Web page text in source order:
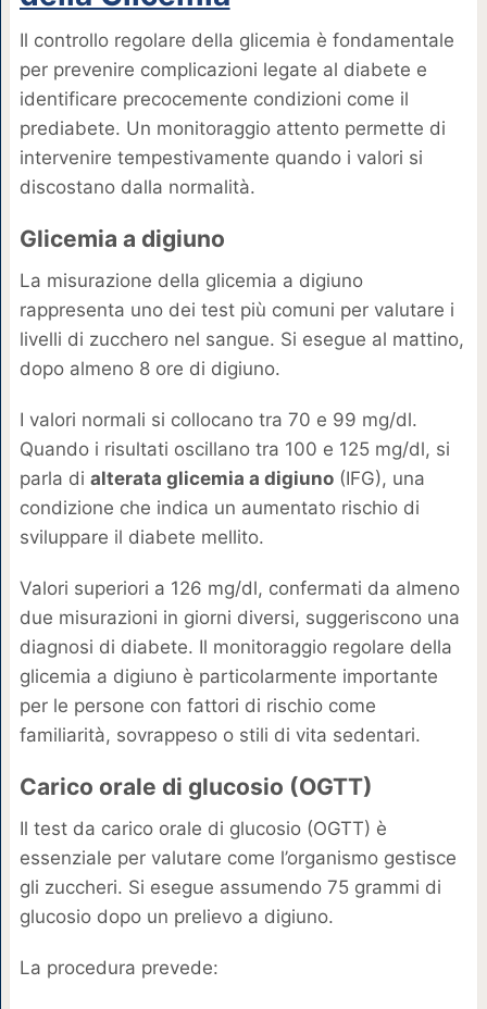
Il controllo regolare della glicemia è fondamentale
per prevenire complicazioni legate al diabete e
identificare precocemente condizioni come il
prediabete. Un monitoraggio attento permette di
intervenire tempestivamente quando i valori si
discostano dalla normalità.
Glicemia a digiuno
La misurazione della glicemia a digiuno
rappresenta uno dei test più comuni per valutare i
livelli di zucchero nel sangue. Si esegue al mattino,
dopo almeno 8 ore di digiuno.
I valori normali si collocano tra 70 e 99 mg/dl.
Quando i risultati oscillano tra 100 e 125 mg/dl, si
parla di alterata glicemia a digiuno(IFG), una
condizione che indica un aumentato rischio di
sviluppare il diabete mellito.
Valori superiori a 126 mg/dl, confermati da almeno
due misurazioni in giorni diversi, suggeriscono una
diagnosi di diabete. Il monitoraggio regolare della
glicemia a digiuno è particolarmente importante
per le persone con fattori di rischio come
familiarità, sovrappeso o stili di vita sedentari.
Carico orale di glucosio (OGTT)
Il test da carico orale di glucosio (OGTT) è
essenziale per valutare come l’organismo gestisce
gli zuccheri. Si esegue assumendo 75 grammi di
glucosio dopo un prelievo a digiuno.
La procedura prevede: